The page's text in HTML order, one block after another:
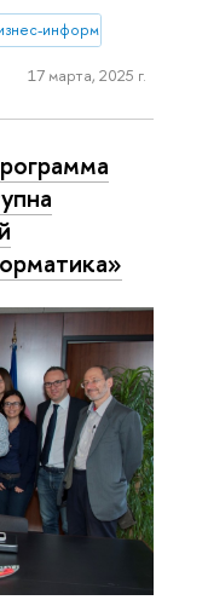
информатика»
17 марта, 2025 г.